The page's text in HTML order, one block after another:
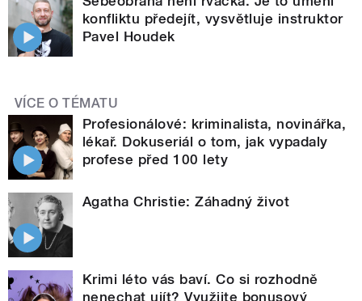
konfliktu předejít, vysvětluje instruktor
Pavel Houdek
VÍCE O TÉMATU
Profesionálové: kriminalista, novinářka,
lékař. Dokuseriál o tom, jak vypadaly
profese před 100 lety
Agatha Christie: Záhadný život
Krimi léto vás baví. Co si rozhodně
nenechat ujít? Využijte bonusový